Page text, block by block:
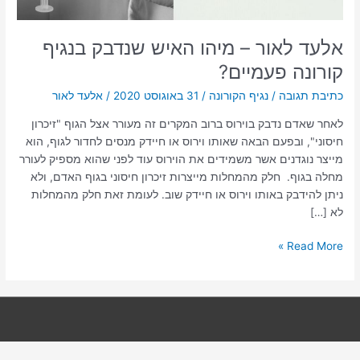
אלעד לאור – מיהו האיש שנדבק בנגיף
קורונה פעמיים?
כתיבת תגובה /נגיף הקורונה / 31 באוגוסט 2020 /אלעד לאור
לאחר שאדם נדבק בוירוס ברוב המקרים זה מעורר אצל הגוף "זיכרון
חיסוני", ובפעם הבאה שאותו וירוס או חיידק מנסים לחדור לגוף, הוא
מייצר נוגדנים אשר משמידים את הוירוס עוד לפני שהוא מספיק לעורר
מחלה בגוף. חלק מהמחלות מייצרות זיכרון חיסוני בגוף האדם, ולא
ניתן להידבק באותו וירוס או חיידק שוב. לעומת זאת חלק מהמחלות
לא […]
Read More »